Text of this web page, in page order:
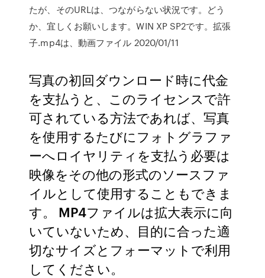
たが、そのURLは、つながらない状況です。どう
か、宜しくお願いします。WIN XP SP2です。拡張
子.mp4は、動画ファイル 2020/01/11
写真の初回ダウンロード時に代金
を支払うと、このライセンスで許
可されている方法であれば、写真
を使用するたびにフォトグラファ
ーへロイヤリティを支払う必要は
映像をその他の形式のソースファ
イルとして使用することもできま
す。 MP4ファイルは拡大表示に向
いていないため、目的に合った適
切なサイズとフォーマットで利用
してください。